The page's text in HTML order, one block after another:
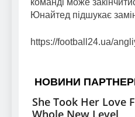
команді може
Юнайтед підшукає
https://football24.ua/